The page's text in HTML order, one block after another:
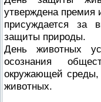
утверждена премия
присуждается за
защиты природы.
День животных
осознания
окружающей среды,
животных.